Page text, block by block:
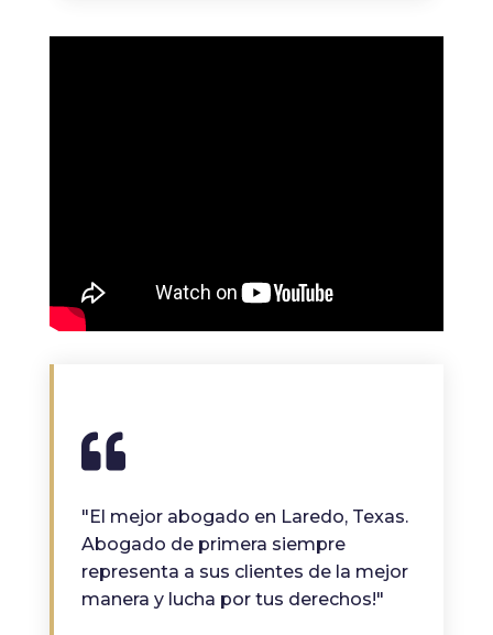
"El mejor abogado en Laredo, Texas.
Abogado de primera siempre
representa a sus clientes de la mejor
manera y lucha por tus derechos!"